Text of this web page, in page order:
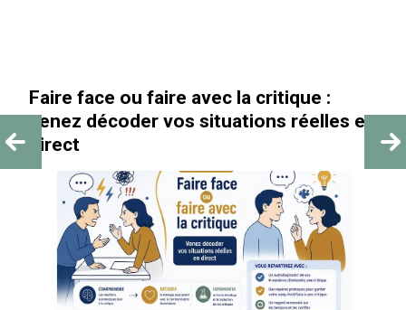
en
« Au-delà des paillettes »
ACTUALITÉ ÉVÉNEMENT